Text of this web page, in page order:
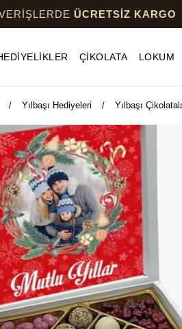
ÜCRETSİZ KARGO
ÇİKOLATA LOKUM
Yılbaşı Hediyeleri Yılbaşı